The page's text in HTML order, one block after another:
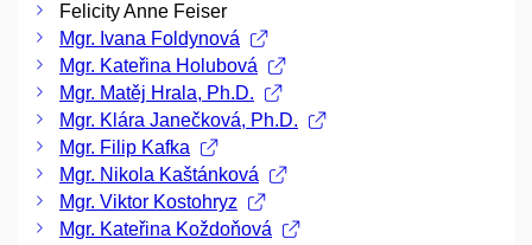
Felicity Anne Feiser
Mgr. Ivana Foldynová
Mgr. Kateřina Holubová
Mgr. Matěj Hrala, Ph.D.
Mgr. Klára Janečková, Ph.D.
Mgr. Filip Kafka
Mgr. Nikola Kaštánková
Mgr. Viktor Kostohryz
Mgr. Kateřina Koždoňová